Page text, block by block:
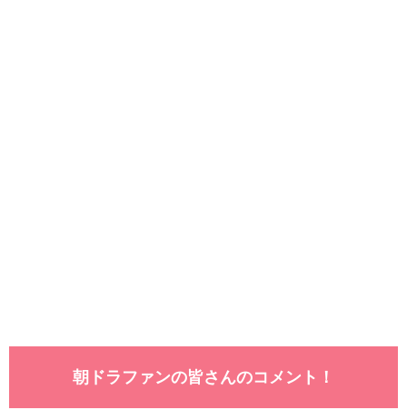
朝ドラファンの皆さんのコメント！